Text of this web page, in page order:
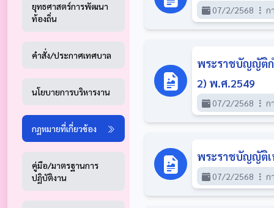
ยุทธศาสตร์การพัฒนา
ท้องถิ่น
คำสั่ง/ประกาศเทศบาล
นโยบายการบริหารงาน
กฏหมายที่เกี่ยวข้อง
คู่มือ/มาตรฐานการ
ปฏิบัติงาน
07/2/2568 ก
พระราชบัญญัติก
2) พ.ศ.2549
07/2/2568 ก
พระราชบัญญัติเ
07/2/2568 ก